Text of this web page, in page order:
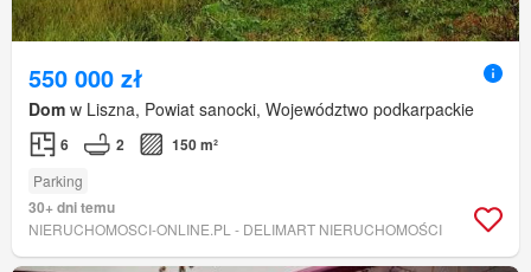
550 000 zł
Dom w Liszna, Powiat sanocki, Województwo podkarpackie
6 2 150 m²
Parking
30+ dni temu
NIERUCHOMOSCI-ONLINE.PL - DELIMART NIERUCHOMOŚCI